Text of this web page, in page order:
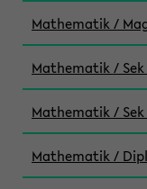
Mathematik /
Mathematik / Sek
Mathematik / Sek
Mathematik /